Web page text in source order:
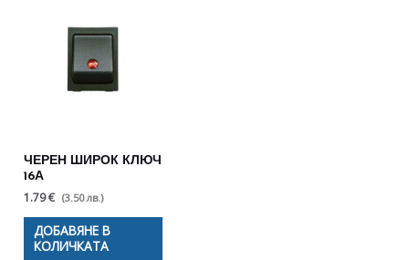
ЧЕРЕН ШИРОК КЛЮЧ
16А
1.79 € (3.50 лв.)
ДОБАВЯНЕ В
КОЛИЧКАТА